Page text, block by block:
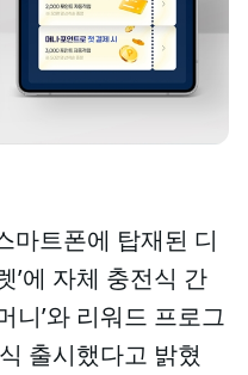
마트폰에 탑재된 디
’에 자체 충전식 간
니’와 리워드 프로그
출시했다고 밝혔